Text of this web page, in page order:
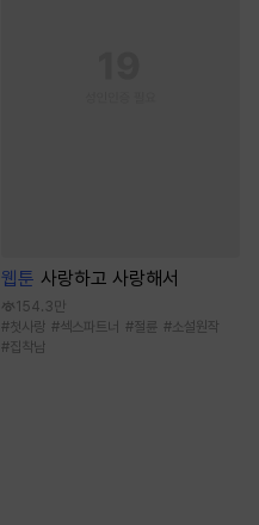
웹툰 사랑하고 사랑해서
154.3만
#첫사랑 #섹스파트너 #절륜 #소설원작
#집착남